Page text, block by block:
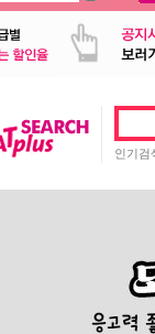
인기검